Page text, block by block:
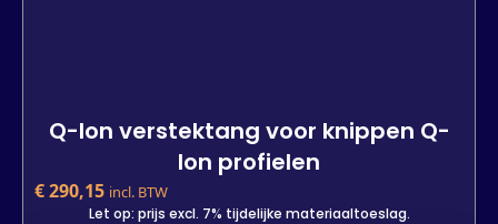
Q-lon verstektang voor knippen Q-
lon profielen
€290,15 incl. BTW
Let op: prijs excl. 7% tijdelijke materiaaltoeslag.